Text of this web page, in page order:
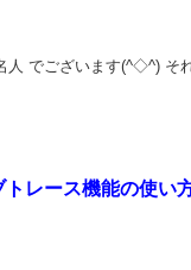
人 でございます(^◇^) そ
レース機能の使い